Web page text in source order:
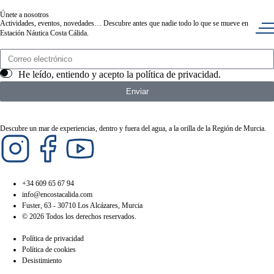
Únete a nosotros
Actividades, eventos, novedades… Descubre antes que nadie todo lo que se mueve en
Estación Náutica Costa Cálida.
He leído, entiendo y acepto la política de privacidad.
Enviar
Descubre un mar de experiencias, dentro y fuera del agua, a la orilla de la Región de Murcia.
+34 609 65 67 94
info@encostacalida.com
Fuster, 63 - 30710 Los Alcázares, Murcia
© 2026 Todos los derechos reservados.
Política de privacidad
Política de cookies
Desistimiento